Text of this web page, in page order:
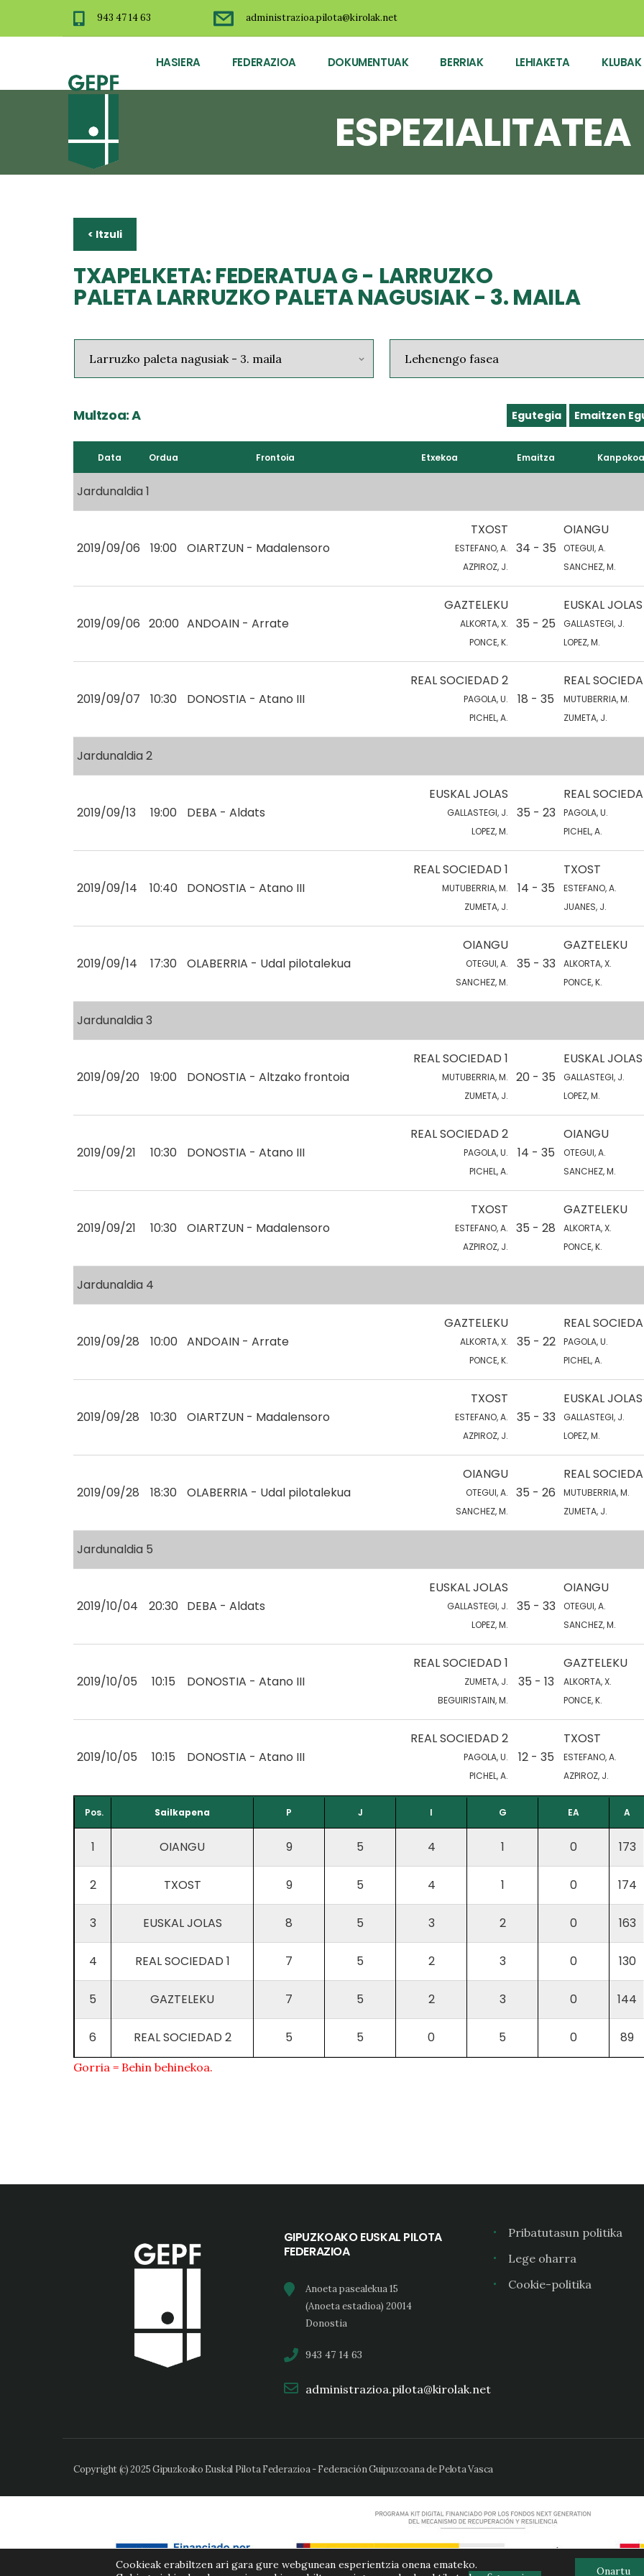
943 47 14 63 administrazioa.pilota@kirolak.net
HASIERA FEDERAZIOA DOKUMENTUAK BERRIAK LEHIAKETA KLUBAK
ESPEZIALITATEA
< Itzuli
TXAPELKETA: FEDERATUA G - LARRUZKO
PALETA LARRUZKO PALETA NAGUSIAK - 3. MAILA
Multzoa: A Egutegia Emaitzen
Data Ordua Frontoia Etxekoa Emaitza Kanpokoa
Jardunaldia 1
2019/09/06 19:00 OIARTZUN - Madalensoro
TXOST
ESTEFANO, A.
AZPIROZ, J.
34 - 35
OIANGU
OTEGUI, A.
SANCHEZ, M.
2019/09/06 20:00 ANDOAIN - Arrate
GAZTELEKU
ALKORTA, X.
PONCE, K.
35 - 25
EUSKAL JOLAS
GALLASTEGI, J.
LOPEZ, M.
2019/09/07 10:30 DONOSTIA - Atano III
REAL SOCIEDAD 2
PAGOLA, U.
PICHEL, A.
18 - 35
REAL
MUTUBERRIA, M.
ZUMETA, J.
Jardunaldia 2
2019/09/13 19:00 DEBA - Aldats
EUSKAL JOLAS
GALLASTEGI, J.
LOPEZ, M.
35 - 23
REAL
PAGOLA, U.
PICHEL, A.
2019/09/14 10:40 DONOSTIA - Atano III
REAL SOCIEDAD 1
MUTUBERRIA, M.
ZUMETA, J.
14 - 35
TXOST
ESTEFANO, A.
JUANES, J.
2019/09/14 17:30 OLABERRIA - Udal pilotalekua
OIANGU
OTEGUI, A.
SANCHEZ, M.
35 - 33
GAZTELEKU
ALKORTA, X.
PONCE, K.
Jardunaldia 3
2019/09/20 19:00 DONOSTIA - Altzako frontoia
REAL SOCIEDAD 1
MUTUBERRIA, M.
ZUMETA, J.
20 - 35
EUSKAL JOLAS
GALLASTEGI, J.
LOPEZ, M.
2019/09/21 10:30 DONOSTIA - Atano III
REAL SOCIEDAD 2
PAGOLA, U.
PICHEL, A.
14 - 35
OIANGU
OTEGUI, A.
SANCHEZ, M.
2019/09/21 10:30 OIARTZUN - Madalensoro
TXOST
ESTEFANO, A.
AZPIROZ, J.
35 - 28
GAZTELEKU
ALKORTA, X.
PONCE, K.
Jardunaldia 4
2019/09/28 10:00 ANDOAIN - Arrate
GAZTELEKU
ALKORTA, X.
PONCE, K.
35 - 22
REAL
PAGOLA, U.
PICHEL, A.
2019/09/28 10:30 OIARTZUN - Madalensoro
TXOST
ESTEFANO, A.
AZPIROZ, J.
35 - 33
EUSKAL JOLAS
GALLASTEGI, J.
LOPEZ, M.
2019/09/28 18:30 OLABERRIA - Udal pilotalekua
OIANGU
OTEGUI, A.
SANCHEZ, M.
35 - 26
REAL
MUTUBERRIA, M.
ZUMETA, J.
Jardunaldia 5
2019/10/04 20:30 DEBA - Aldats
EUSKAL JOLAS
GALLASTEGI, J.
LOPEZ, M.
35 - 33
OIANGU
OTEGUI, A.
SANCHEZ, M.
2019/10/05 10:15 DONOSTIA - Atano III
REAL SOCIEDAD 1
ZUMETA, J.
BEGUIRISTAIN, M.
35 - 13
GAZTELEKU
ALKORTA, X.
PONCE, K.
2019/10/05 10:15 DONOSTIA - Atano III
REAL SOCIEDAD 2
PAGOLA, U.
PICHEL, A.
12 - 35
TXOST
ESTEFANO, A.
AZPIROZ, J.
Pos. Sailkapena P J I G EA A
1 OIANGU 9 5 4 1 0 173
2 TXOST 9 5 4 1 0 174
3 EUSKAL JOLAS 8 5 3 2 0 163
4 REAL SOCIEDAD 1 7 5 2 3 0 130
5 GAZTELEKU 7 5 2 3 0 144
6 REAL SOCIEDAD 2 5 5 0 5 0 89
Gorria = Behin behinekoa.
GIPUZKOAKO EUSKAL PILOTA
FEDERAZIOA
Anoeta pasealekua 15
(Anoeta estadioa) 20014
Donostia
943 47 14 63
administrazioa.pilota@kirolak.net
Pribatutasun politika
Lege oharra
Cookie-politika
Copyright (c) 2025 Gipuzkoako Euskal Pilota Federazioa - Federación Guipuzcoana de Pelota Vasca
Cookieak erabiltzen ari gara gure webgunean esperientzia onena emateko.
Onartu